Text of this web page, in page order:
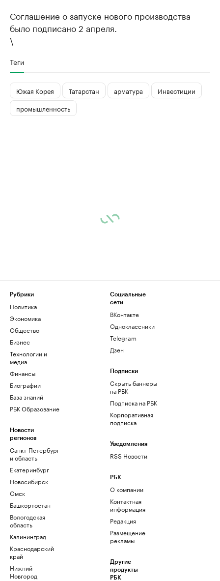
Соглашение о запуске нового производства
было подписано 2 апреля.
\
Теги
Южая Корея Татарстан арматура
Инвестиции
промышленность
Рубрики
Политика
Экономика
Общество
Бизнес
Технологии и
медиа
Финансы
Биографии
База знаний
РБК Образование
Новости
регионов
Санкт-Петербург
и область
Екатеринбург
Новосибирск
Омск
Башкортостан
Вологодская
область
Калининград
Краснодарский
край
Нижний
Новгород
Социальные
сети
ВКонтакте
Одноклассники
Telegram
Дзен
Подписки
Скрыть баннеры
на РБК
Подписка на РБК
Корпоративная
подписка
Уведомления
RSS Новости
РБК
О компании
Контактная
информация
Редакция
Размещение
рекламы
Другие
продукты
РБК